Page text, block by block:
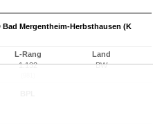
Mergentheim-Herbsthausen (K
L-Rang
1.132
Land
BW